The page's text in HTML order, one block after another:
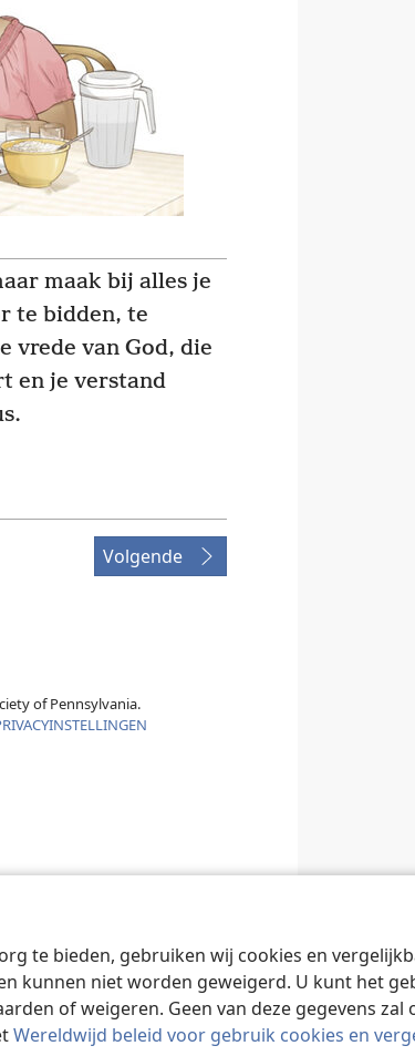
te bieden, gebruiken wij cookies en
kunnen niet worden geweigerd. U kunt het
of weigeren. Geen van deze gegevens
Wereldwijd beleid voor gebruik cookies en
maak bij alles je
te bidden, te
vrede van God, die
en je verstand
Volgende
of Pennsylvania.